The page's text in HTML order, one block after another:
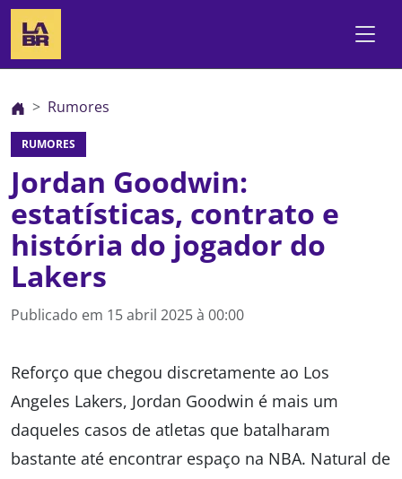
Rumores
RUMORES
Jordan Goodwin:
estatísticas, contrato e
história do jogador do
Lakers
Publicado em 15 abril 2025 à 00:00
Reforço que chegou discretamente ao Los
Angeles Lakers, Jordan Goodwin é mais um
daqueles casos de atletas que batalharam
bastante até encontrar espaço na NBA. Natural de